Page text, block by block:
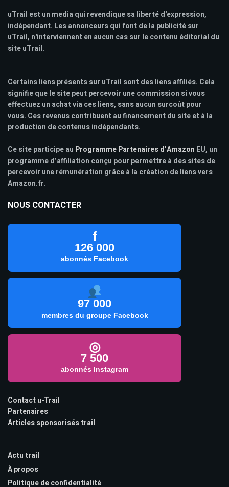
uTrail est un media qui revendique sa liberté d'expression,
indépendant. Les annonceurs qui font de la publicité sur
uTrail, n'interviennent en aucun cas sur le contenu éditorial du
site uTrail.
Certains liens présents sur uTrail sont des liens affiliés. Cela
signifie que le site peut percevoir une commission si vous
effectuez un achat via ces liens, sans aucun surcoût pour
vous. Ces revenus contribuent au financement du site et à la
production de contenus indépendants.
Ce site participe au Programme Partenaires d’Amazon EU, un
programme d’affiliation conçu pour permettre à des sites de
percevoir une rémunération grâce à la création de liens vers
Amazon.fr.
NOUS CONTACTER
f
126 000
abonnés Facebook
97 000
membres du groupe Facebook
◎
7 500
abonnés Instagram
Contact u-Trail
Partenaires
Articles sponsorisés trail
Actu trail
À propos
Politique de confidentialité